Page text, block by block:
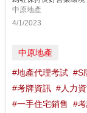
中原地產
4/1/2023
中原地產
#地產代理考試 #S
#考牌資訊 #人力
#一手住宅銷售 #